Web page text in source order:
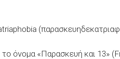
όνομα «Παρασκευή και 13»